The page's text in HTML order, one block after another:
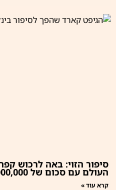
סיפור הזוי: באה לרכוש
העולם עם סכום של 63,000,000,000,000,000 פאונד
קרא עוד »